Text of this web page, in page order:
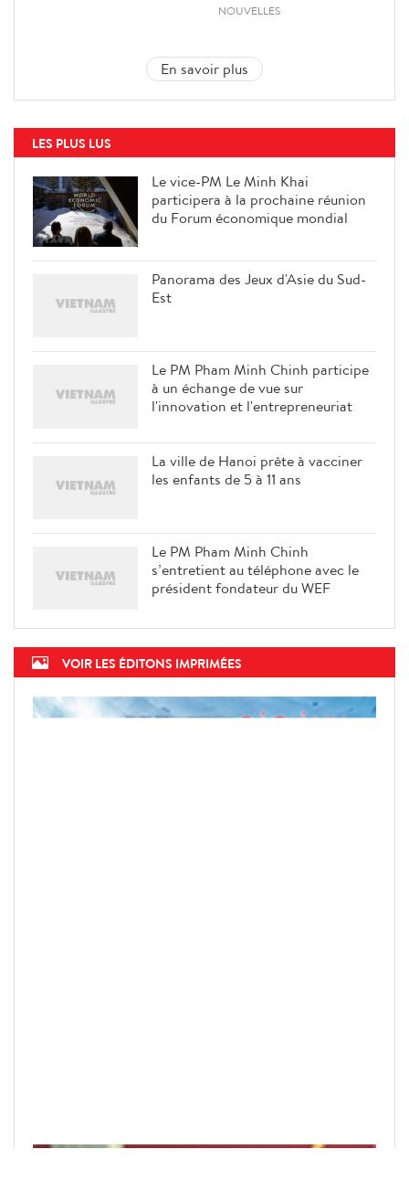
NOUVELLES
En savoir plus
LES PLUS LUS
Le vice-PM Le Minh Khai
participera à la prochaine réunion
du Forum économique mondial
Panorama des Jeux d'Asie du Sud-
Est
Le PM Pham Minh Chinh participe
à un échange de vue sur
l'innovation et l'entrepreneuriat
La ville de Hanoi prête à vacciner
les enfants de 5 à 11 ans
Le PM Pham Minh Chinh
s’entretient au téléphone avec le
président fondateur du WEF
VOIR LES ÉDITONS IMPRIMÉES